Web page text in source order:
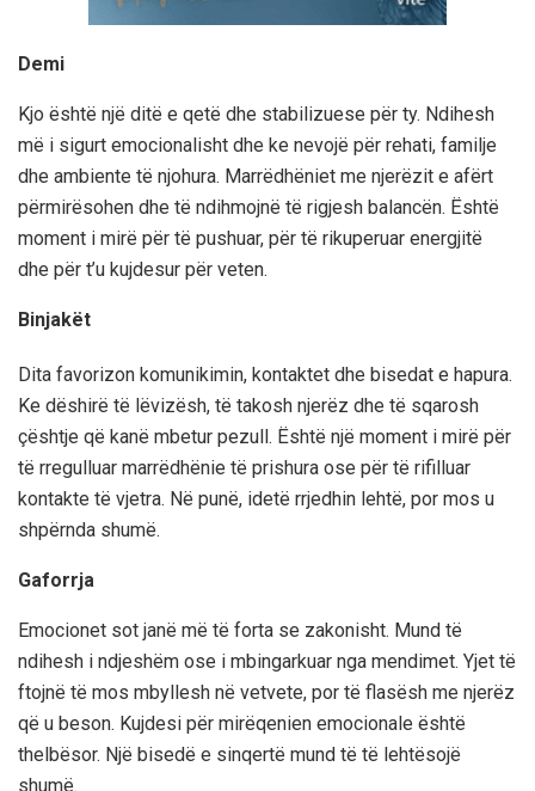
Demi
Kjo është një ditë e qetë dhe stabilizuese për ty. Ndihesh
më i sigurt emocionalisht dhe ke nevojë për rehati, familje
dhe ambiente të njohura. Marrëdhëniet me njerëzit e afërt
përmirësohen dhe të ndihmojnë të rigjesh balancën. Është
moment i mirë për të pushuar, për të rikuperuar energjitë
dhe për t’u kujdesur për veten.
Binjakët
Dita favorizon komunikimin, kontaktet dhe bisedat e hapura.
Ke dëshirë të lëvizësh, të takosh njerëz dhe të sqarosh
çështje që kanë mbetur pezull. Është një moment i mirë për
të rregulluar marrëdhënie të prishura ose për të rifilluar
kontakte të vjetra. Në punë, idetë rrjedhin lehtë, por mos u
shpërnda shumë.
Gaforrja
Emocionet sot janë më të forta se zakonisht. Mund të
ndihesh i ndjeshëm ose i mbingarkuar nga mendimet. Yjet të
ftojnë të mos mbyllesh në vetvete, por të flasësh me njerëz
që u beson. Kujdesi për mirëqenien emocionale është
thelbësor. Një bisedë e sinqertë mund të të lehtësojë
shumë.